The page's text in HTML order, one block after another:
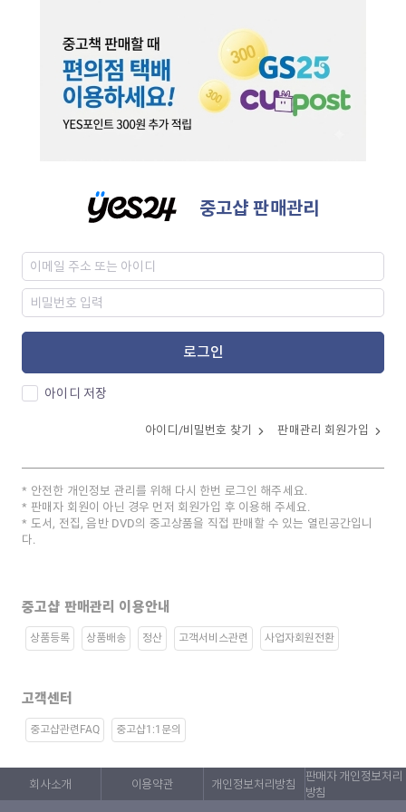
중고샵 판매관리
로그인
아이디 저장
아이디/비밀번호 찾기 판매관리 회원가입
안전한 개인정보 관리를 위해 다시 한번 로그인 해주세요.
판매자 회원이 아닌 경우 먼저 회원가입 후 이용해 주세요.
도서, 전집, 음반 DVD의 중고상품을 직접 판매할 수 있는 열린공간입니
다.
중고샵 판매관리 이용안내
상품등록 상품배송 정산 고객서비스관련 사업자회원전환
고객센터
중고샵관련FAQ 중고샵1:1문의
회사소개 이용약관 개인정보처리방침
판매자 개인정보처리
방침